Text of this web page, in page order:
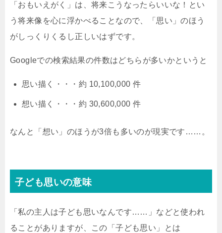
「おもいえがく」は、将来こうなったらいいな！とい
う将来像を心に浮かべることなので、「思い」のほう
がしっくりくるし正しいはずです。
Googleでの検索結果の件数はどちらが多いかというと
思い描く・・・約 10,100,000 件
想い描く・・・約 30,600,000 件
なんと「想い」のほうが3倍も多いのが現実です……。
子ども思いの意味
「私の主人は子ども思いなんです……」などと使われ
ることがありますが、この「子ども思い」とは